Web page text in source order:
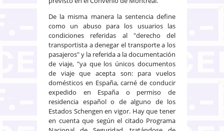
De la misma manera la sentencia define
como un abuso para los usuarios las
condiciones referidas al "derecho del
transportista a denegar el transporte a los
pasajeros" y la referida a la documentación
de viaje, "ya que los únicos documentos
de viaje que acepta son: para vuelos
domésticos en España, carné de conducir
expedido en España o permiso de
residencia español o de alguno de los
Estados Schengen en vigor. Hay que tener
en cuenta que según el citado Programa